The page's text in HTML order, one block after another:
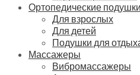
Ортопедические подушки
Для взрослых
Для детей
Подушки для
Массажеры
Вибромассажеры